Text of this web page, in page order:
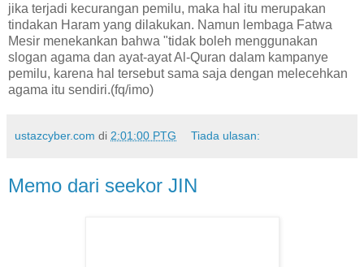
jika terjadi kecurangan pemilu, maka hal itu merupakan
tindakan Haram yang dilakukan. Namun lembaga Fatwa
Mesir menekankan bahwa "tidak boleh menggunakan
slogan agama dan ayat-ayat Al-Quran dalam kampanye
pemilu, karena hal tersebut sama saja dengan melecehkan
agama itu sendiri.(fq/imo)
ustazcyber.com di 2:01:00 PTG Tiada ulasan:
Memo dari seekor JIN